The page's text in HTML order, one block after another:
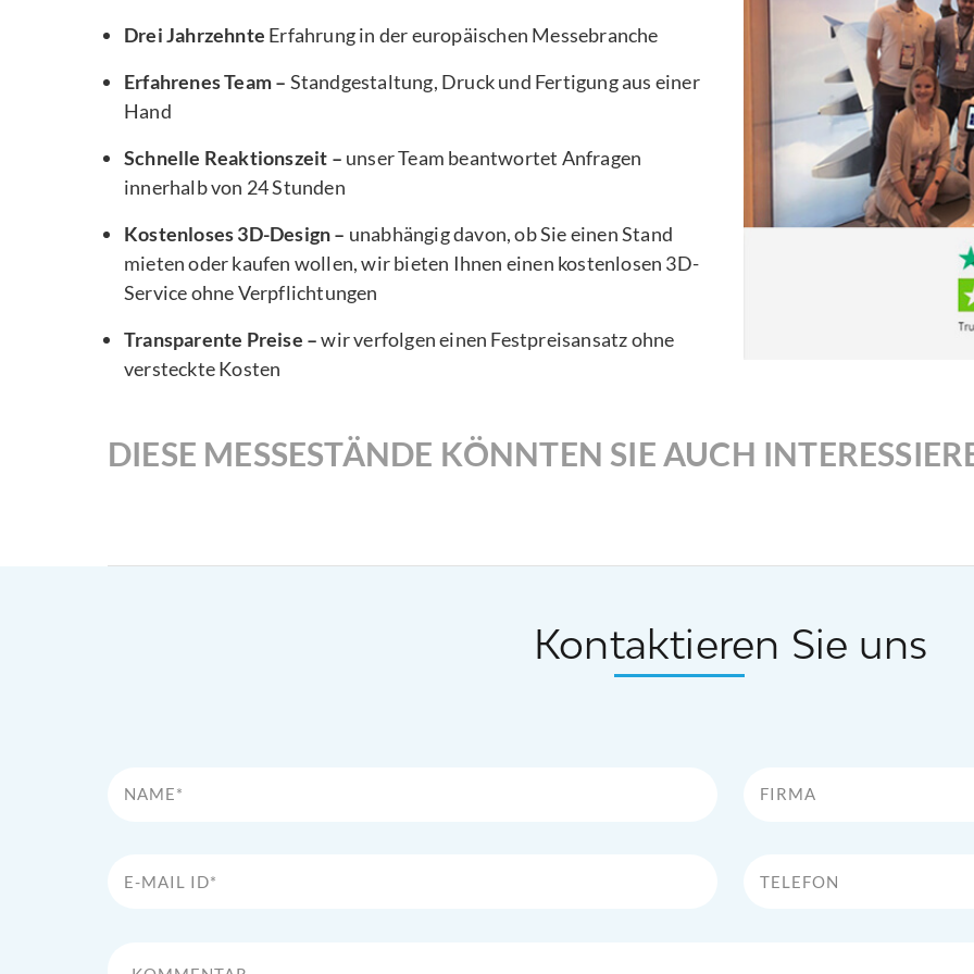
Drei Jahrzehnte Erfahrung in der europäischen Messebranche
Erfahrenes Team – Standgestaltung, Druck und Fertigung aus einer
Hand
Schnelle Reaktionszeit – unser Team beantwortet Anfragen
innerhalb von 24 Stunden
Kostenloses 3D-Design – unabhängig davon, ob Sie einen Stand
mieten oder kaufen wollen, wir bieten Ihnen einen kostenlosen 3D-
Service ohne Verpflichtungen
Transparente Preise –wir verfolgen einen Festpreisansatz ohne
versteckte Kosten
DIESE MESSESTÄNDE KÖNNTEN SIE AUCH
Kontaktieren Sie uns